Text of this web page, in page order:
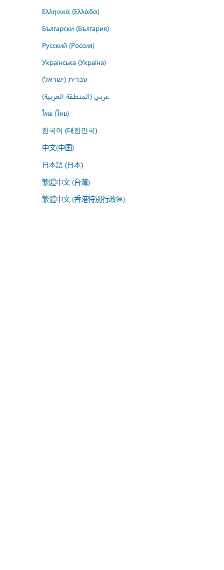
Ελληνικά (Ελλάδα)
Български (България)
Русский (Россия)
Українська (Україна)
עברית (ישראל)
عربي (المنطقة العربية)
ไทย (ไทย)
한국어 (대한민국)
中文(中国)
日本語 (日本)
繁體中文 (台灣)
繁體中文 (香港特別行政區)